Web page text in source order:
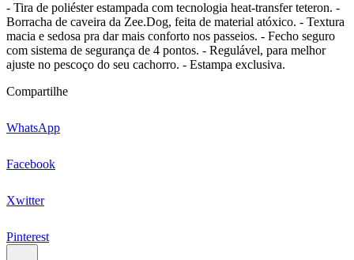
- Tira de poliéster estampada com tecnologia heat-transfer teteron. -
Borracha de caveira da Zee.Dog, feita de material atóxico. - Textura
macia e sedosa pra dar mais conforto nos passeios. - Fecho seguro
com sistema de segurança de 4 pontos. - Regulável, para melhor
ajuste no pescoço do seu cachorro. - Estampa exclusiva.
Compartilhe
WhatsApp
Facebook
Xwitter
Pinterest